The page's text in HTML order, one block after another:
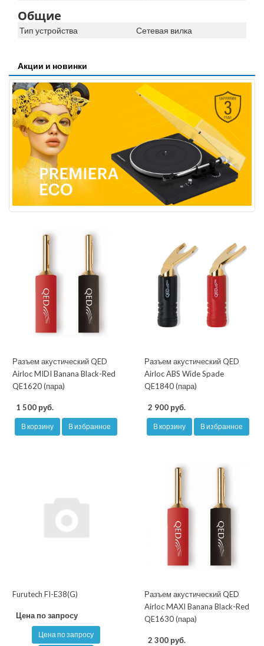
Общие
Тип устройства Сетевая вилка
Акции и новинки
Разъем акустический QED
Airloc MIDI Banana Black-Red
QE1620 (пара)
1 500 руб.
В корзину В избранное
Разъем акустический QED
Airloc ABS Wide Spade
QE1840 (пара)
2 900 руб.
В корзину В избранное
Furutech FI-E38(G)
Цена по запросу
Цена по запросу
Разъем акустический QED
Airloc MAXI Banana Black-Red
QE1630 (пара)
2 300 руб.